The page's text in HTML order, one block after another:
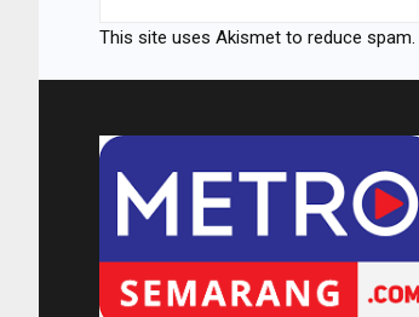
This site uses Akismet to reduce spam.